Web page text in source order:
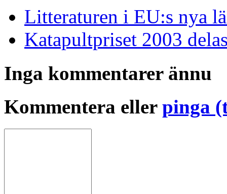
Litteraturen i EU:s nya
Katapultpriset 2003
Inga kommentarer ännu
Kommentera eller pinga